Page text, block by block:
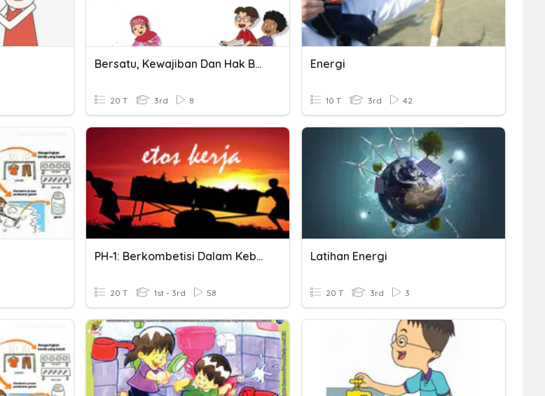
Bersatu, Kewajiban Dan Hak Berhemat Energi
20 T 3rd 8
Energi
10 T 3rd 42
PH-1: Berkombetisi Dalam Kebaikan Dan Etos Kerja
20 T 1st - 3rd 58
Latihan Energi
20 T 3rd 3